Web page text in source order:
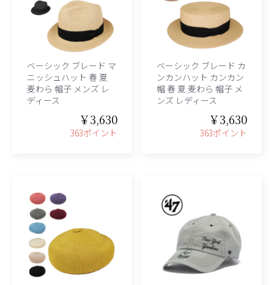
ベーシック ブレード マ
ニッシュハット 春 夏
麦わら 帽子 メンズ レ
ディース
￥3,630
363ポイント
ベーシック ブレード カ
ンカンハット カンカン
帽 春 夏 麦わら 帽子 メ
ンズ レディース
￥3,630
363ポイント